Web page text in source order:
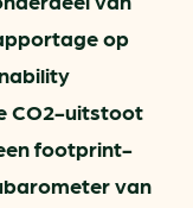
op
CO2-uitstoot
footprint-
van